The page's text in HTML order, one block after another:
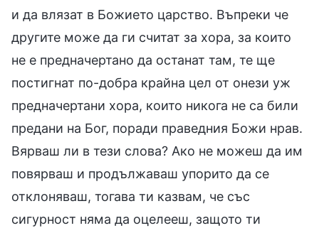
и да влязат в Божието царство. Въпреки че
другите може да ги считат за хора, за които
не е предначертано да останат там, те ще
постигнат по-добра крайна цел от онези уж
предначертани хора, които никога не са били
предани на Бог, поради праведния Божи нрав.
Вярваш ли в тези слова? Ако не можеш да им
повярваш и продължаваш упорито да се
отклоняваш, тогава ти казвам, че със
сигурност няма да оцелееш, защото ти